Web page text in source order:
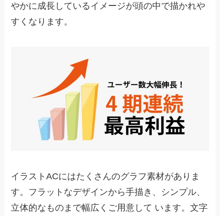
やかに成長しているイメージが頭の中で描かれや
すくなります。
イラストACにはたくさんのグラフ素材がありま
す。フラットなデザインから手描き、シンプル、
立体的なものまで幅広くご用意して います。文字